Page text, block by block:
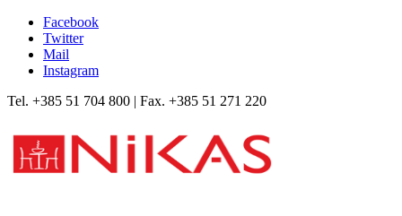
Facebook
Twitter
Mail
Instagram
Tel. +385 51 704 800 | Fax. +385 51 271 220